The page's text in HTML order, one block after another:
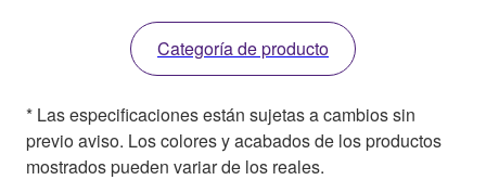
Categoría de producto
* Las especificaciones están sujetas a cambios sin
previo aviso. Los colores y acabados de los productos
mostrados pueden variar de los reales.